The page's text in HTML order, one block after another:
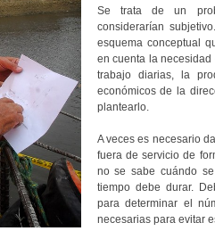
Se trata de un
considerarían
esquema conceptual
en cuenta la
trabajo diarias, la
económicos de la
plantearlo.
A veces es necesario
fuera de servicio de
no se sabe cuándo
tiempo debe durar.
para determinar el
necesarias para evitar